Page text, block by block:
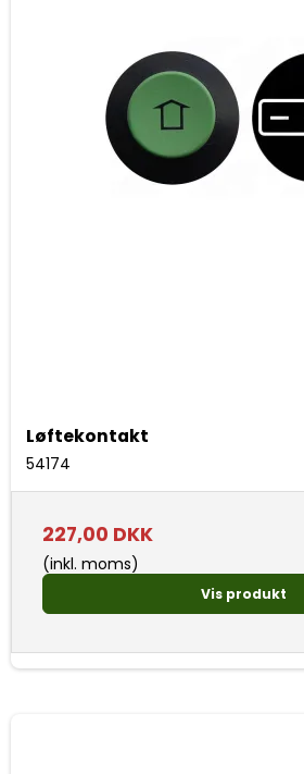
Løftekontakt
54174
227,00 DKK
(inkl. moms)
Vis produkt